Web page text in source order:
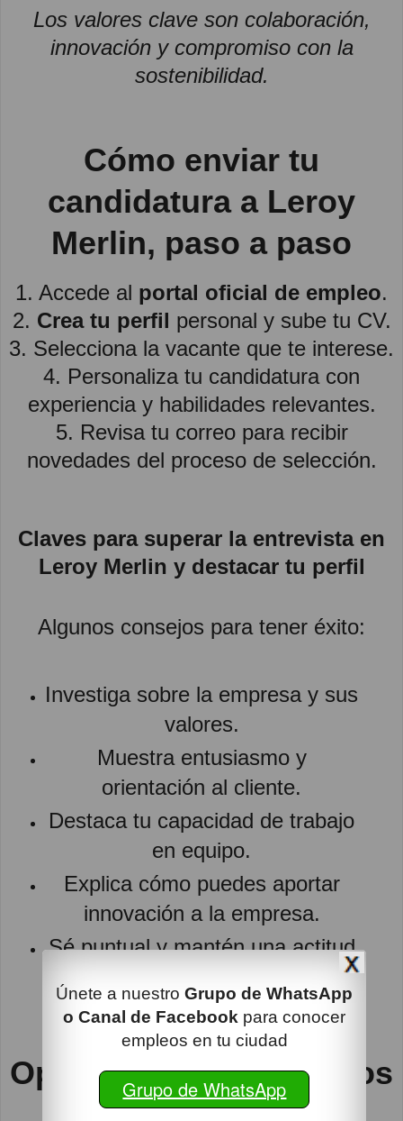
Únete a nuestro Grupo de WhatsApp
o Canal de Facebook para conocer
empleos en tu ciudad
Grupo de WhatsApp
Los valores clave son colaboración,
innovación y compromiso con la
sostenibilidad.
Cómo enviar tu
candidatura a Leroy
Merlin, paso a paso
1. Accede al portal oficial de empleo.
2. Crea tu perfil personal y sube tu CV.
3. Selecciona la vacante que te interese.
4. Personaliza tu candidatura con
experiencia y habilidades relevantes.
5. Revisa tu correo para recibir
novedades del proceso de selección.
Claves para superar la entrevista en
Leroy Merlin y destacar tu perfil
Algunos consejos para tener éxito:
Investiga sobre la empresa y sus
valores.
Muestra entusiasmo y
orientación al cliente.
Destaca tu capacidad de trabajo
en equipo.
Explica cómo puedes aportar
innovación a la empresa.
Sé puntual y mantén una actitud
Opiniones de empleados